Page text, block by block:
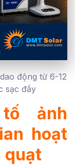
động từ 6-12
sạc đầy
ảnh
hoạt
quạt